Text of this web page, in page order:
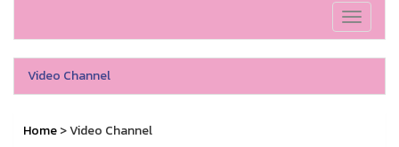
Toggle
Video Channel
Home> Video Channel